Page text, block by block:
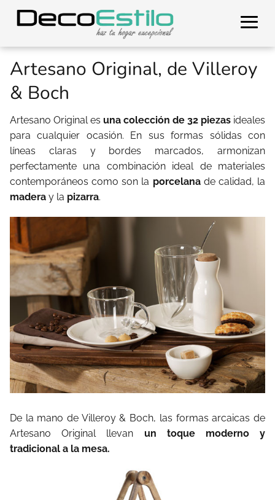
Artesano Original, de Villeroy
& Boch
Artesano Original es una colección de 32 piezas ideales
para cualquier ocasión. En sus formas sólidas con
líneas claras y bordes marcados, armonizan
perfectamente una combinación ideal de materiales
contemporáneos como son la porcelana de calidad, la
madera y la pizarra.
De la mano de Villeroy & Boch, las formas arcaicas de
Artesano Original llevan un toque moderno y
tradicional a la mesa.